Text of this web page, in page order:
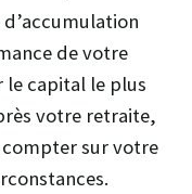
d’accumulation
de votre
le capital le plus
votre retraite,
sur votre